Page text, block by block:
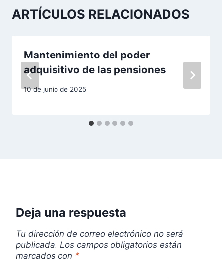
c
a
d
a
ARTÍCULOS RELACIONADOS
Mantenimiento del poder
adquisitivo de las pensiones
10 de junio de 2025
Deja una respuesta
Tu dirección de correo electrónico no será
publicada. Los campos obligatorios están
marcados con *